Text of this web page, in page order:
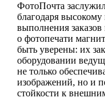
ФотоПочта
благодаря высокому
выполнения
о фотопечати
быть уверены: их
оборудовании
не только
изображений, но и
стойкости к